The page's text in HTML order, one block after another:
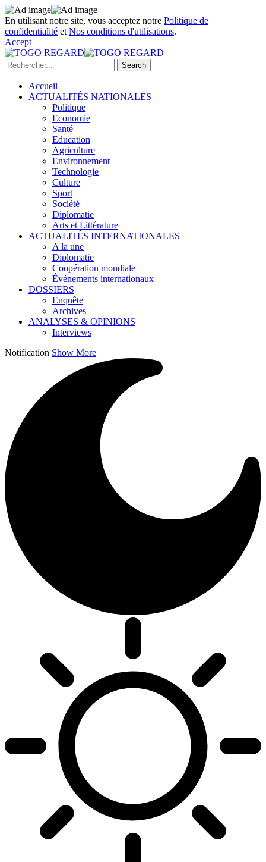
En utilisant notre site, vous acceptez notre Politique de
confidentialité et Nos conditions d'utilisations.
Accept
Accueil
ACTUALITÉS NATIONALES
Politique
Economie
Santé
Education
Agriculture
Environnement
Technologie
Culture
Sport
Société
Diplomatie
Arts et Littérature
ACTUALITÉS INTERNATIONALES
A la une
Diplomatie
Coopération mondiale
Événements internationaux
DOSSIERS
Enquête
Archives
ANALYSES & OPINIONS
Interviews
Notification Show More